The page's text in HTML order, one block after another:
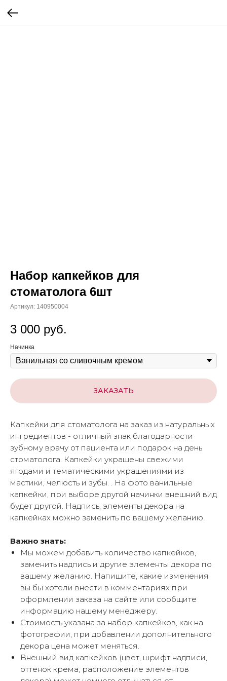
Набор капкейков для
стоматолога 6шт
Артикул: 140950004
3 000 руб.
Начинка
ЗАКАЗАТЬ
Капкейки для стоматолога на заказ из натуральных
ингредиентов - отличный знак благодарности
зубному врачу от пациента или подарок на день
стоматолога. Капкейки украшены свежими
ягодами и тематическими украшениями из
мастики, челюсть и зубы. . На фото ванильные
капкейки, при выборе другой начинки внешний вид
будет другой. Надпись, элементы декора на
капкейках можно заменить по вашему желанию.
Важно знать:
Мы можем добавить количество капкейков,
заменить надпись и другие элементы декора по
вашему желанию. Напишите, какие изменения
вы бы хотели внести в комментариях при
оформлении заказа на сайте или сообщите
информацию нашему менеджеру.
Стоимость указана за набор капкейков, как на
фотографии, при добавлении дополнительного
декора цена может меняться.
Внешний вид капкейков (цвет, шрифт надписи,
оттенок крема, расположение элементов